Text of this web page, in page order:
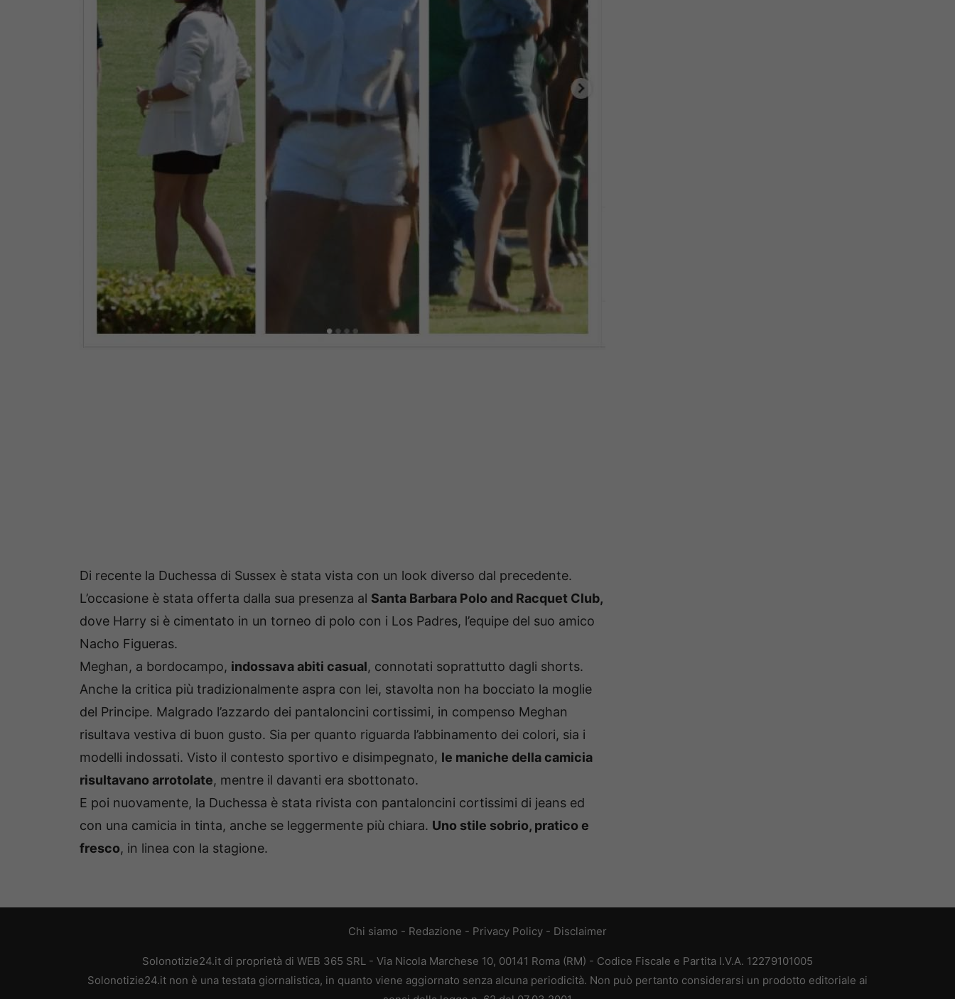
Di recente la Duchessa di Sussex è stata vista con un look diverso dal precedente.
L’occasione è stata offerta dalla sua presenza al Santa Barbara Polo and Racquet Club,
dove Harry si è cimentato in un torneo di polo con i Los Padres, l’equipe del suo amico
Nacho Figueras.
Meghan, a bordocampo, indossava abiti casual, connotati soprattutto dagli shorts.
Anche la critica più tradizionalmente aspra con lei, stavolta non ha bocciato la moglie
del Principe. Malgrado l’azzardo dei pantaloncini cortissimi, in compenso Meghan
risultava vestiva di buon gusto. Sia per quanto riguarda l’abbinamento dei colori, sia i
modelli indossati. Visto il contesto sportivo e disimpegnato, le maniche della camicia
risultavano arrotolate, mentre il davanti era sbottonato.
E poi nuovamente, la Duchessa è stata rivista con pantaloncini cortissimi di jeans ed
con una camicia in tinta, anche se leggermente più chiara. Uno stile sobrio, pratico e
fresco, in linea con la stagione.
Chi siamo - Redazione - Privacy Policy - Disclaimer
Solonotizie24.it di proprietà di WEB 365 SRL - Via Nicola Marchese 10, 00141 Roma (RM) - Codice Fiscale e Partita I.V.A. 12279101005
Solonotizie24.it non è una testata giornalistica, in quanto viene aggiornato senza alcuna periodicità. Non può pertanto considerarsi un prodotto editoriale ai